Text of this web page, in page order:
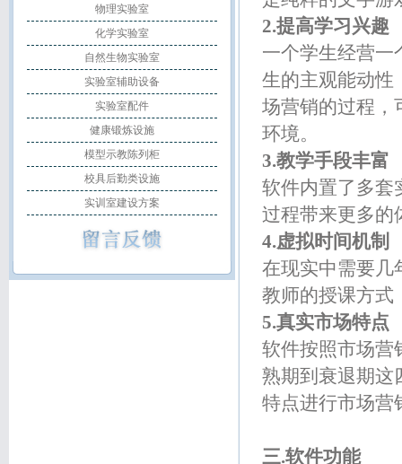
物理实验室
化学实验室
自然生物实验室
实验室辅助设备
实验室配件
健康锻炼设施
模型示教陈列柜
校具后勤类设施
实训室建设方案
2.提高学习兴趣
一个学生经营一
生的主观能动性
场营销的过程，
环境。
3.教学手段丰富
软件内置了多套
过程带来更多的
4.虚拟时间机制
在现实中需要几
教师的授课方式
5.真实市场特点
软件按照市场营
熟期到衰退期这
特点进行市场营
三.软件功能